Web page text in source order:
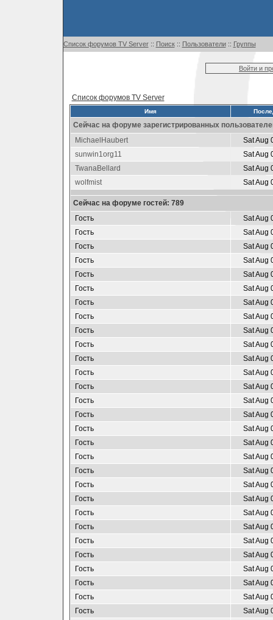
Список форумов TV Server:: Поиск:: Пользователи:: Группы
Войти и
Список форумов TV Server
Имя
Сейчас на форуме зарегистрированных
MichaelHaubert
Sat Aug
sunwin1org11
Sat Aug
TwanaBellard
Sat Aug
wolfmist
Sat Aug
Сейчас на форуме гостей: 789
Гость
Sat Aug
Гость
Sat Aug
Гость
Sat Aug
Гость
Sat Aug
Гость
Sat Aug
Гость
Sat Aug
Гость
Sat Aug
Гость
Sat Aug
Гость
Sat Aug
Гость
Sat Aug
Гость
Sat Aug
Гость
Sat Aug
Гость
Sat Aug
Гость
Sat Aug
Гость
Sat Aug
Гость
Sat Aug
Гость
Sat Aug
Гость
Sat Aug
Гость
Sat Aug
Гость
Sat Aug
Гость
Sat Aug
Гость
Sat Aug
Гость
Sat Aug
Гость
Sat Aug
Гость
Sat Aug
Гость
Sat Aug
Гость
Sat Aug
Гость
Sat Aug
Гость
Sat Aug